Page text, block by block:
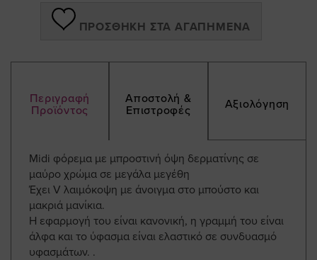
ΠΡΟΣΘΉΚΗ ΣΤΑ ΑΓΑΠΗΜΈΝΑ
Περιγραφή
Προϊόντος
Αποστολή &
Επιστροφές
Αξιολόγηση
Midi φόρεμα με μπροστινή όψη δερματίνης σε
μαύρο χρώμα σε μεγάλα μεγέθη
Έχει V λαιμόκοψη με άνοιγμα στο μπούστο και
μακριά μανίκια.
Η εφαρμογή του είναι κανονική, η γραμμή του είναι
άλφα και το ύφασμα είναι ελαστικό σε συνδυασμό
υφασμάτων. .